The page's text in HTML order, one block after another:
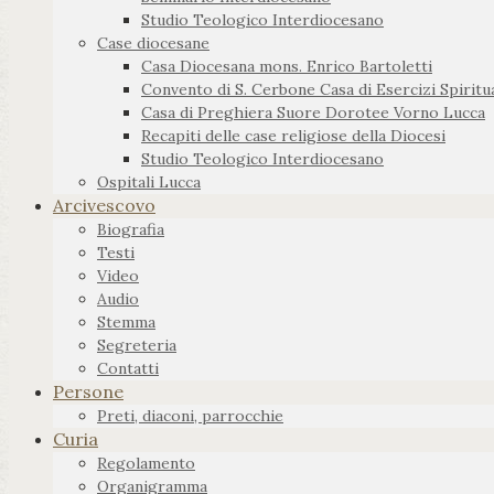
Studio Teologico Interdiocesano
Case diocesane
Casa Diocesana mons. Enrico Bartoletti
Convento di S. Cerbone Casa di Esercizi
Casa di Preghiera Suore Dorotee Vorno Lucca
Recapiti delle case religiose della Diocesi
Studio Teologico Interdiocesano
Ospitali Lucca
Arcivescovo
Biografia
Testi
Video
Audio
Stemma
Segreteria
Contatti
Persone
Preti, diaconi, parrocchie
Curia
Regolamento
Organigramma